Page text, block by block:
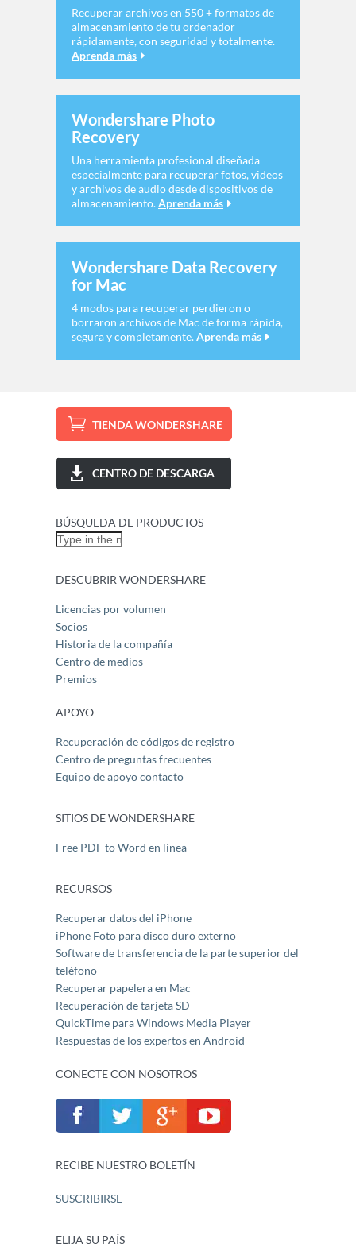
Recuperar archivos en 550 + formatos de
almacenamiento de tu ordenador
rápidamente, con seguridad y totalmente.
Aprenda más
Wondershare Photo
Recovery
Una herramienta profesional diseñada
especialmente para recuperar fotos, videos
y archivos de audio desde dispositivos de
almacenamiento.Aprenda más
Wondershare Data Recovery
for Mac
4 modos para recuperar perdieron o
borraron archivos de Mac de forma rápida,
segura y completamente.Aprenda más
TIENDA WONDERSHARE
CENTRO DE DESCARGA
BÚSQUEDA DE PRODUCTOS
DESCUBRIR WONDERSHARE
Licencias por volumen
Socios
Historia de la compañía
Centro de medios
Premios
APOYO
Recuperación de códigos de registro
Centro de preguntas frecuentes
Equipo de apoyo contacto
SITIOS DE WONDERSHARE
Free PDF to Word en línea
RECURSOS
Recuperar datos del iPhone
iPhone Foto para disco duro externo
Software de transferencia de la parte superior del
teléfono
Recuperar papelera en Mac
Recuperación de tarjeta SD
QuickTime para Windows Media Player
Respuestas de los expertos en Android
CONECTE CON NOSOTROS
RECIBE NUESTRO BOLETÍN
SUSCRIBIRSE
ELIJA SU PAÍS